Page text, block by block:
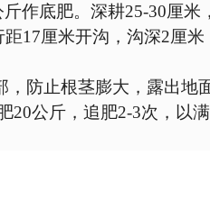
斤作底肥。深耕25-30厘米
距17厘米开沟，沟深2厘米
，防止根茎膨大，露出地
20公斤，追肥2-3次，以